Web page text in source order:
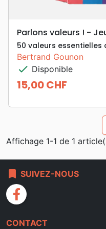
Parlons valeurs ! -
50 valeurs essentielles
Bertrand Gounon
check Disponible
Prix
15,00 CHF
Affichage 1-1 de 1
bookmark SUIVEZ-NOUS
facebook
CONTACT